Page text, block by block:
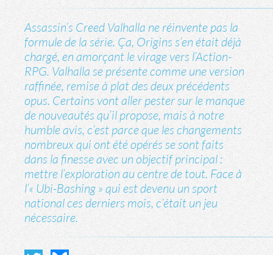
Assassin’s Creed Valhalla ne réinvente pas la
formule de la série. Ça, Origins s’en était déjà
chargé, en amorçant le virage vers l’Action-
RPG. Valhalla se présente comme une version
raffinée, remise à plat des deux précédents
opus. Certains vont aller pester sur le manque
de nouveautés qu’il propose, mais à notre
humble avis, c’est parce que les changements
nombreux qui ont été opérés se sont faits
dans la finesse avec un objectif principal :
mettre l’exploration au centre de tout. Face à
l’« Ubi-Bashing » qui est devenu un sport
national ces derniers mois, c’était un jeu
nécessaire.